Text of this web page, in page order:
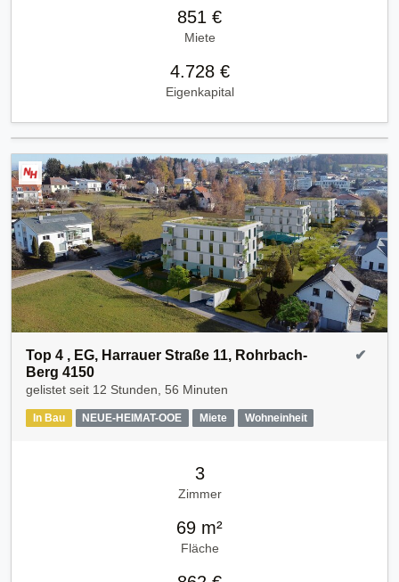
851 €
Miete
4.728 €
Eigenkapital
Top 4 , EG, Harrauer Straße 11, Rohrbach-
Berg 4150
gelistet seit 12 Stunden, 56 Minuten
In Bau NEUE-HEIMAT-OOE Miete Wohneinheit
✔
3
Zimmer
69 m²
Fläche